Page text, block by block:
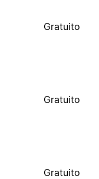
Gratuito
Gratuito
Gratuito